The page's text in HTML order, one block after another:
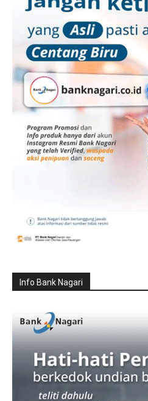
Info Bank Nagari